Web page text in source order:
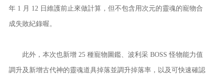
年 1 月 12 日維護前止來做計算，但不包含用次元的靈魂的寵物合
成失敗紀錄喔。
此外，本次也新增 25 種寵物圖鑑、波利采 BOSS 怪物能力值
調升及新增古代神的靈魂道具掉落並調升掉落率，以及可快速確認